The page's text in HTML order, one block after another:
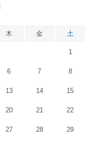
木 金 土
1
6 7 8
13 14 15
20 21 22
27 28 29